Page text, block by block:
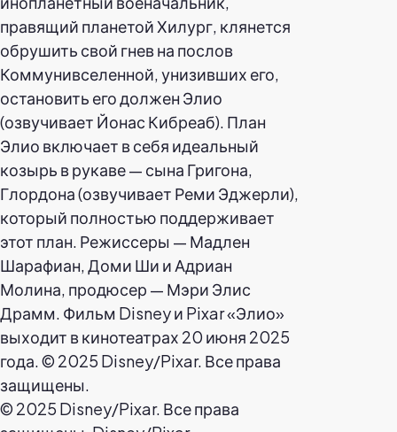
© 2025 Disney/Pixar. Все права